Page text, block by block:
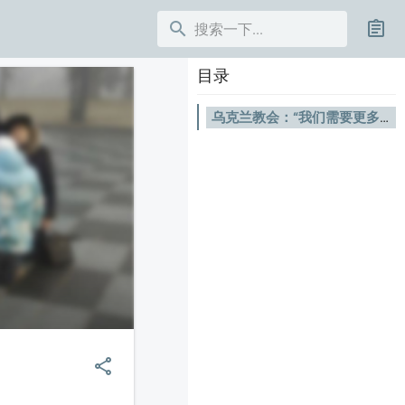
search assignment
目录
乌克兰教会：“我们需要更多的圣经”
share